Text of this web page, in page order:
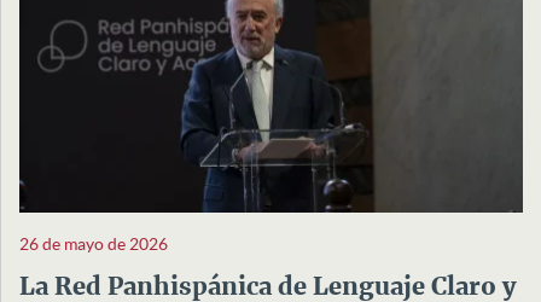
26 de mayo de 2026
La Red Panhispánica de Lenguaje Claro y